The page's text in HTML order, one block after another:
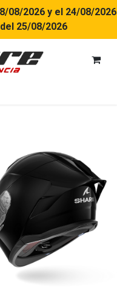
08/2026 y el 24/08/2026
25/08/2026